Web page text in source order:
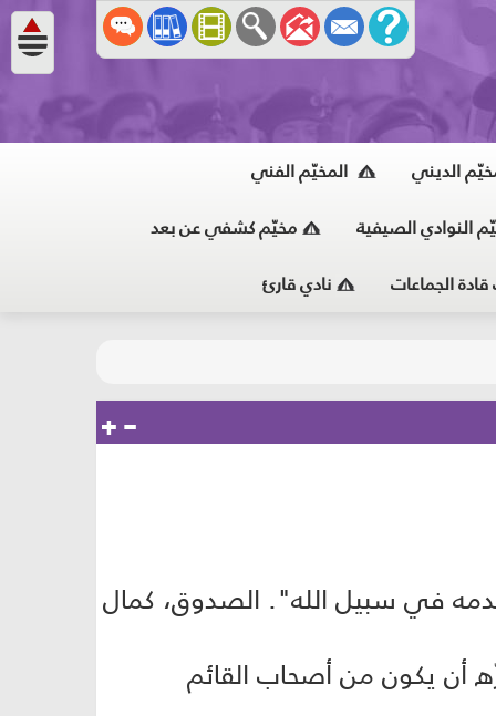
الديني المخيّم الفني
النوادي الصيفية مخيّم كشفي عن بعد
الجماعات نادي قارئ
بدمه في سبيل الله". الصدوق، كمال
أن يكون من أصحاب القائم